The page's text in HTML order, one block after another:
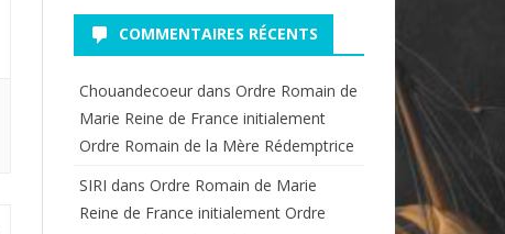
COMMENTAIRES RÉCENTS
Chouandecoeurdans Ordre Romain de
Marie Reine de France initialement
Ordre Romain de la Mère Rédemptrice
SIRI dans Ordre Romain de Marie
Reine de France initialement Ordre